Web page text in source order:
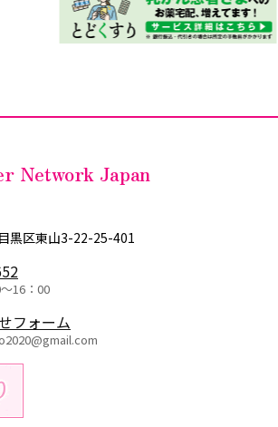
Network Japan
黒区東山3-22-25-401
16：00
フォーム